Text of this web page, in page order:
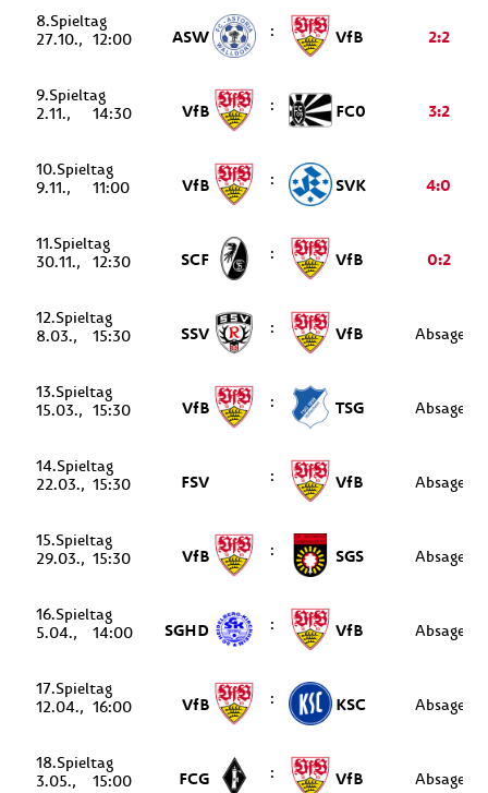
8.
27.10.
12:00 ASW : VfB 2:2
9.
2.11.
14:30 VfB : FC0 3:2
10.
9.11.
11:00 VfB : SVK 4:0
11.
30.11.
12:30 SCF : VfB 0:2
12.
8.03.
15:30 SSV : VfB Absage
13.
15.03.
15:30 VfB : TSG Absage
14.
22.03.
15:30 FSV : VfB Absage
15.
29.03.
15:30 VfB : SGS Absage
16.
5.04.
14:00 SGHD : VfB Absage
17.
12.04.
16:00 VfB : KSC Absage
18.
3.05.
15:00 FCG : VfB Absage